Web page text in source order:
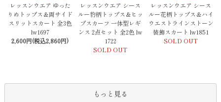
レッスンウエア ゆった
りめトップス＆両サイド
スリットスカート 全3色
lw1697
2,600円(税込2,860円)
レッスンウエア シース
ルー豹柄トップス＆ヒッ
プスカーフ 一体型レギ
ンス 2点セット 全2色 lw
1722
SOLD OUT
レッスンウエア シース
ルー花柄トップス＆ハイ
ウエストラインストーン
装飾スカート lw1851
SOLD OUT
もっと見る